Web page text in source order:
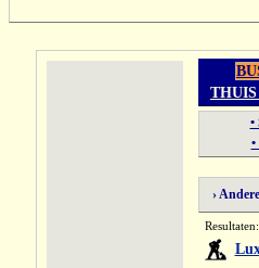
› Andere
Resultaten: